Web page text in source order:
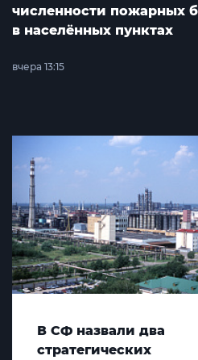
численности пожарных
в населённых пунктах
вчера 13:15
В СФ назвали два
стратегических